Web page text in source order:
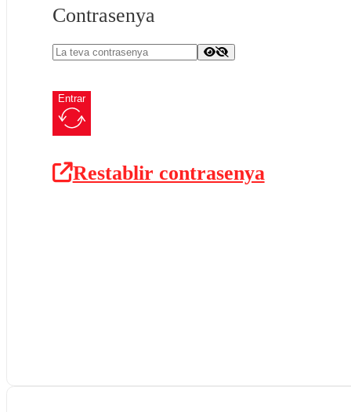
Contrasenya
Entrar
Restablir contrasenya